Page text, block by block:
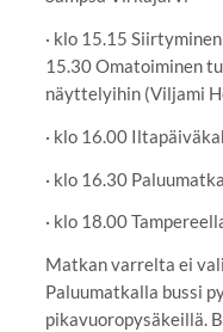
· klo 15.15
15.30 Omatoiminen
näyttelyihin (Viljami
· klo 16.00
· klo 16.30 Paluumatka
· klo 18.00
Matkan varrelta ei
Paluumatkalla bussi
pikavuoropysäkeillä.